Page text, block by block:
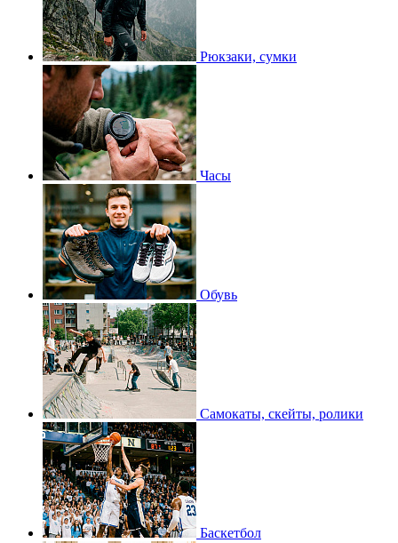
Рюкзаки, сумки
Часы
Обувь
Самокаты, скейты, ролики
Баскетбол